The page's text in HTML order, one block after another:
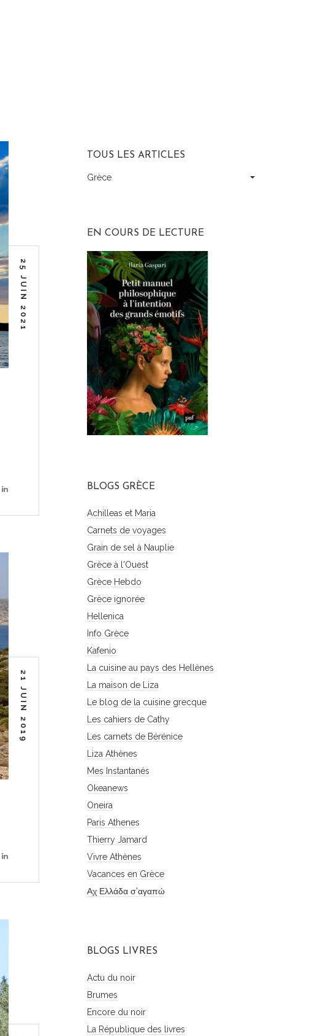
25 JUIN 2021
Linkedin
21 JUIN 2019
Linkedin
TOUS LES ARTICLES
Tous
Grèce
EN COURS DE LECTURE
BLOGS GRÈCE
Achilleas et Maria
Carnets de voyages
Grain de sel à Nauplie
Grèce à l'Ouest
Grèce Hebdo
Grèce ignorée
Hellenica
Info Grèce
Kafenio
La cuisine au pays des Hellènes
La maison de Liza
Le blog de la cuisine grecque
Les cahiers de Cathy
Les carnets de Bérénice
Liza Athènes
Mes Instantanés
Okeanews
Oneira
Paris Athenes
Thierry Jamard
Vivre Athènes
Vacances en Grèce
Αχ Ελλάδα σ'αγαπώ
BLOGS LIVRES
Actu du noir
Brumes
Encore du noir
La République des livres